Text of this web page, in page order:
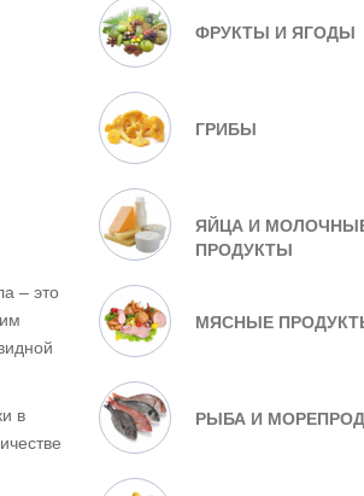
– это
в
ФРУКТЫ И ЯГОДЫ
ГРИБЫ
ЯЙЦА И
ПРОДУКТЫ
МЯСНЫЕ
РЫБА И